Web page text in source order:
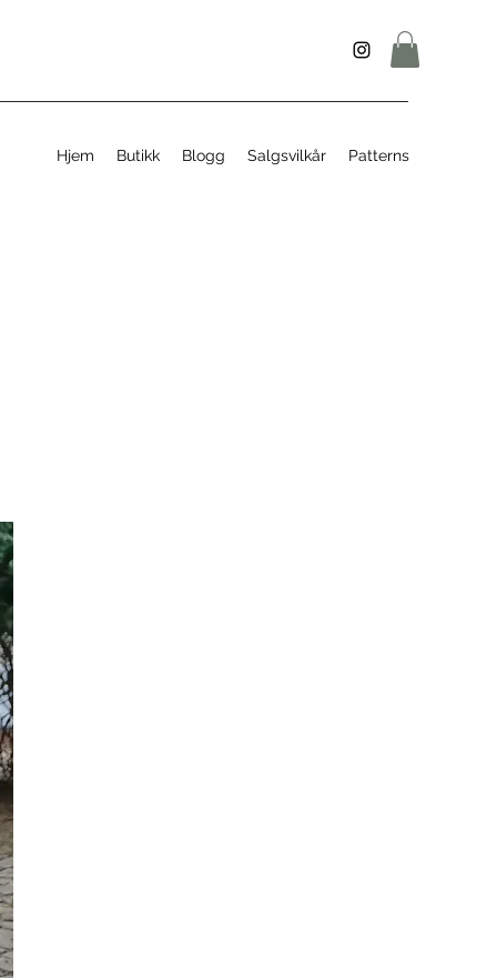
Hjem Butikk Blogg Salgsvilkår Patterns